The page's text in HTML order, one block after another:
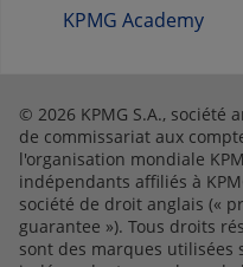
KPMG Academy
© 2026 KPMG S.A., société
de commissariat aux
l'organisation mondiale
indépendants affiliés à
société de droit anglais («
guarantee »). Tous droits
sont des marques utilisées